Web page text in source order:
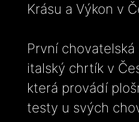
Krásu a Výkon v
První
italský chrtík v
která provádí
testy u svých